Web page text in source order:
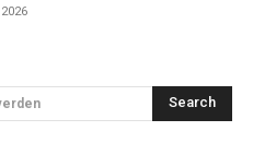
Search